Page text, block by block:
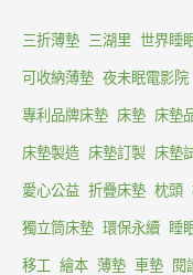
三折薄墊 三湖里 世界睡
可收納薄墊 夜未眠電影院
專利品牌床墊 床墊 床墊
床墊製造 床墊訂製 床墊
愛心公益 折疊床墊 枕頭
獨立筒床墊 環保永續 睡
移工 繪本 薄墊 車墊 閱